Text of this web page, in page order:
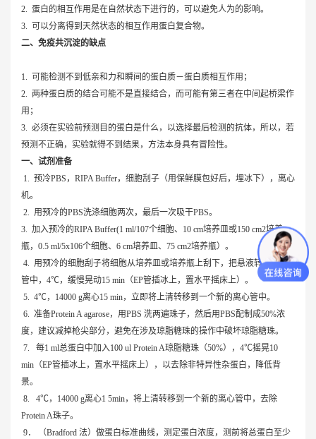
2. 蛋白的相互作用是在自然状态下进行的，可以避免人为的影响。
3. 可以分离得到天然状态的相互作用蛋白复合物。
二、免疫共沉淀的缺点
1. 可能检测不到低亲和力和瞬间的蛋白质－蛋白质相互作用；
2. 两种蛋白质的结合可能不是直接结合，而可能有第三者在中间起桥梁作
用；
3. 必须在实验前预测目的蛋白是什么，以选择最后检测的抗体，所以，若
预测不正确，实验就得不到结果，方法本身具有冒险性。
一、试剂准备
1. 预冷PBS，RIPA Buffer，细胞刮子（用保鲜膜包好后，埋冰下），离心
机。
2. 用预冷的PBS洗涤细胞两次，最后一次吸干PBS。
3. 加入预冷的RIPA Buffer(1 ml/107个细胞、10 cm培养皿或150 cm2培养
瓶，0.5 ml/5x106个细胞、6 cm培养皿、75 cm2培养瓶）。
4. 用预冷的细胞刮子将细胞从培养皿或培养瓶上刮下，把悬液转到1.5EP
管中，4℃，缓慢晃动15 min（EP管插冰上，置水平摇床上）。
5. 4℃，14000 g离心15 min，立即将上清转移到一个新的离心管中。
6. 准备Protein A agarose，用PBS 洗两遍珠子，然后用PBS配制成50%浓
度，建议减掉枪尖部分，避免在涉及琼脂糖珠的操作中破坏琼脂糖珠。
7. 每1 ml总蛋白中加入100 ul Protein A琼脂糖珠（50%），4℃摇晃10
min（EP管插冰上，置水平摇床上），以去除非特异性杂蛋白，降低背
景。
8. 4℃，14000 g离心1 5min，将上清转移到一个新的离心管中，去除
Protein A珠子。
9． （Bradford 法）做蛋白标准曲线，测定蛋白浓度，测前将总蛋白至少